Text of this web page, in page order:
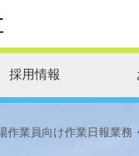
採用情報
作業員向け作業日報業務